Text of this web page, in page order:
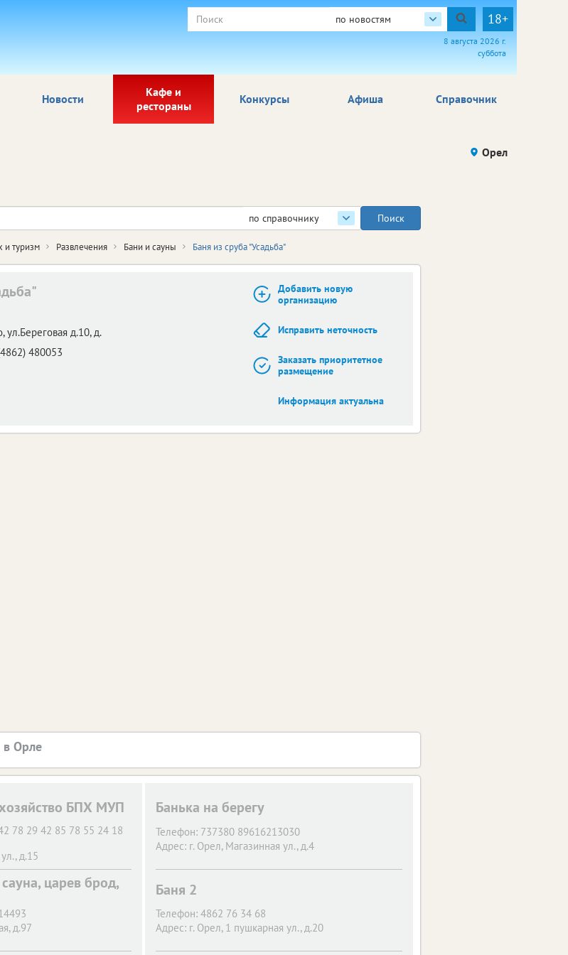
по новостям 18+
8 августа 2026 г.
суббота
Новости
Кафе и
рестораны
Афиша Справочник
Конкурсы
Орел
по справочнику
и туризм Развлечения Бани и сауны Баня из сруба "Усадьба"
ул.Береговая д.10, д.
480053
Добавить новую
организацию
Исправить неточность
Заказать приоритетное
размещение
Информация актуальна
Орле
БПХ МУП
78 29 42 85 78 55 24 18
д.15
Банька на берегу
Телефон: 737380 89616213030
Адрес: г. Орел, Магазинная ул., д.4
царев брод,
д.97
Баня 2
Телефон: 4862 76 34 68
Адрес: г. Орел, 1 пушкарная ул., д.20